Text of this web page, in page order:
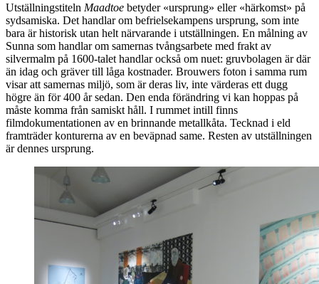
Utställningstiteln Maadtoe betyder «ursprung» eller «härkomst» på
sydsamiska. Det handlar om befrielsekampens ursprung, som inte
bara är historisk utan helt närvarande i utställningen. En målning av
Sunna som handlar om samernas tvångsarbete med frakt av
silvermalm på 1600-talet handlar också om nuet: gruvbolagen är där
än idag och gräver till låga kostnader. Brouwers foton i samma rum
visar att samernas miljö, som är deras liv, inte värderas ett dugg
högre än för 400 år sedan. Den enda förändring vi kan hoppas på
måste komma från samiskt håll. I rummet intill finns
filmdokumentationen av en brinnande metallkåta. Tecknad i eld
framträder konturerna av en beväpnad same. Resten av utställningen
är dennes ursprung.